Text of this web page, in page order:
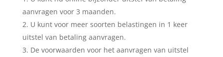
aanvragen voor 3 maanden.
U kunt voor meer soorten belastingen in 1 keer
uitstel van betaling aanvragen.
De voorwaarden voor het aanvragen van uitstel